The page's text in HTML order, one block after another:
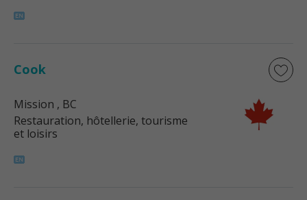
Cook
Mission , BC
Restauration, hôtellerie, tourisme
et loisirs